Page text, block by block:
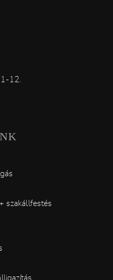
12.
szakállfestés